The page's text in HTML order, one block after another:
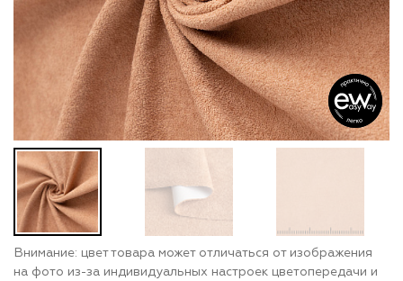
Внимание: цвет товара может отличаться от изображения
на фото из-за индивидуальных настроек цветопередачи и